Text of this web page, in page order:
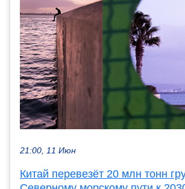
21:00, 11 Июн
Китай перевезёт 20 млн тонн